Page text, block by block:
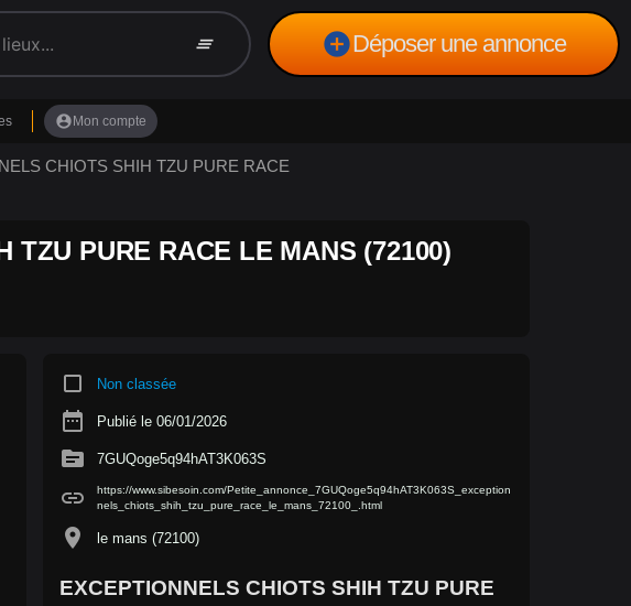
clear_all add_circleDéposer une annonce
account_circle Mon compte
CHIOTS SHIH TZU PURE RACE
TZU PURE RACE LE MANS (72100)
crop_square Non classée
date_range Publié le 06/01/2026
source 7GUQoge5q94hAT3K063S
link
https://www.sibesoin.com/Petite_annonce_7GUQoge5q94hAT3K063S_exception
nels_chiots_shih_tzu_pure_race_le_mans_72100_.html
location_on le mans (72100)
EXCEPTIONNELS CHIOTS SHIH TZU PURE